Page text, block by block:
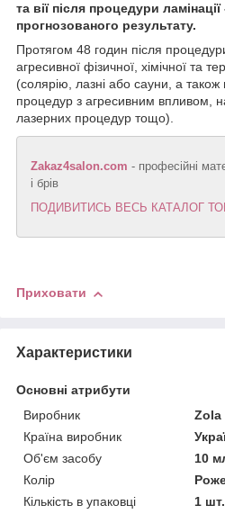
та вії після процедури
прогнозованого результату.
Протягом 48 годин після
агресивної фізичної, хімічної та
(солярію, лазні або сауни, а
процедур з агресивним впливом,
лазерних процедур тощо).
Zakaz4salon.com - професійні
і брів
ПОДИВИТИСЬ ВЕСЬ КАТАЛОГ
Приховати
Характеристики
Основні атрибути
Виробник
Zola
Країна виробник
Об'єм засобу
10
Колір
Кількість в упаковці
1 шт.